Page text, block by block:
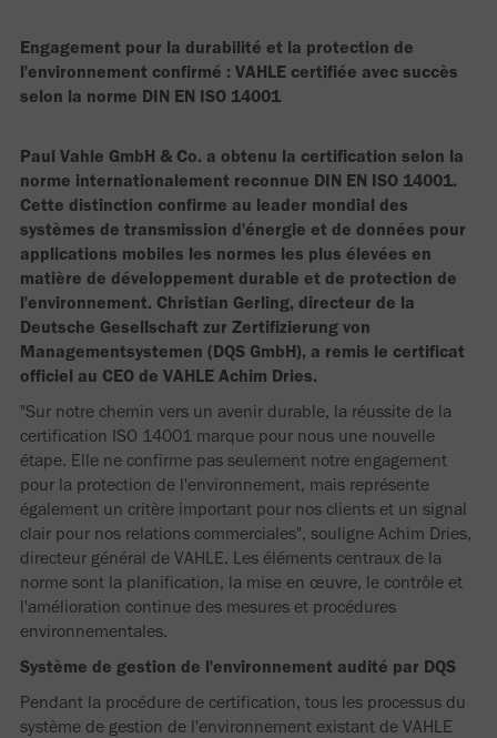
Engagement pour la durabilité et la protection de
l'environnement confirmé : VAHLE certifiée avec succès
selon la norme DIN EN ISO 14001
Paul Vahle GmbH & Co. a obtenu la certification selon la
norme internationalement reconnue DIN EN ISO 14001.
Cette distinction confirme au leader mondial des
systèmes de transmission d'énergie et de données pour
applications mobiles les normes les plus élevées en
matière de développement durable et de protection de
l'environnement. Christian Gerling, directeur de la
Deutsche Gesellschaft zur Zertifizierung von
Managementsystemen (DQS GmbH), a remis le certificat
officiel au CEO de VAHLE Achim Dries.
"Sur notre chemin vers un avenir durable, la réussite de la
certification ISO 14001 marque pour nous une nouvelle
étape. Elle ne confirme pas seulement notre engagement
pour la protection de l'environnement, mais représente
également un critère important pour nos clients et un signal
clair pour nos relations commerciales", souligne Achim Dries,
directeur général de VAHLE. Les éléments centraux de la
norme sont la planification, la mise en œuvre, le contrôle et
l'amélioration continue des mesures et procédures
environnementales.
Système de gestion de l'environnement audité par DQS
Pendant la procédure de certification, tous les processus du
système de gestion de l'environnement existant de VAHLE